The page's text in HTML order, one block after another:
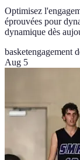
Optimisez
éprouvées pour
dynamique dès
basketengagement
Aug 5